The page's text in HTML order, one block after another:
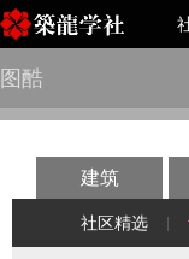
图酷
建筑
社区精选